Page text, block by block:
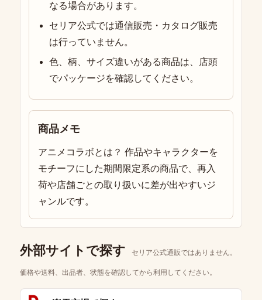
なる場合があります。
セリア公式では通信販売・カタログ販売
は行っていません。
色、柄、サイズ違いがある商品は、店頭
でパッケージを確認してください。
商品メモ
アニメコラボとは？ 作品やキャラクターを
モチーフにした期間限定系の商品で、再入
荷や店舗ごとの取り扱いに差が出やすいジ
ャンルです。
外部サイトで探す セリア公式通販ではありません。
価格や送料、出品者、状態を確認してから利用してください。